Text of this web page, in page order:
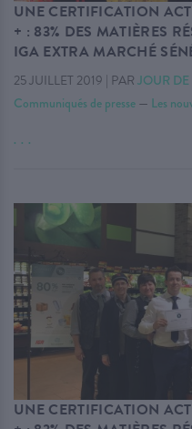
UNE CERTIFICATION
+ : 83% DES MATIÈRES
IGA EXTRA MARCHÉ
25 JUILLET 2019 | PAR JOUR
Communiqués de presse — Les
. . .
UNE CERTIFICATION